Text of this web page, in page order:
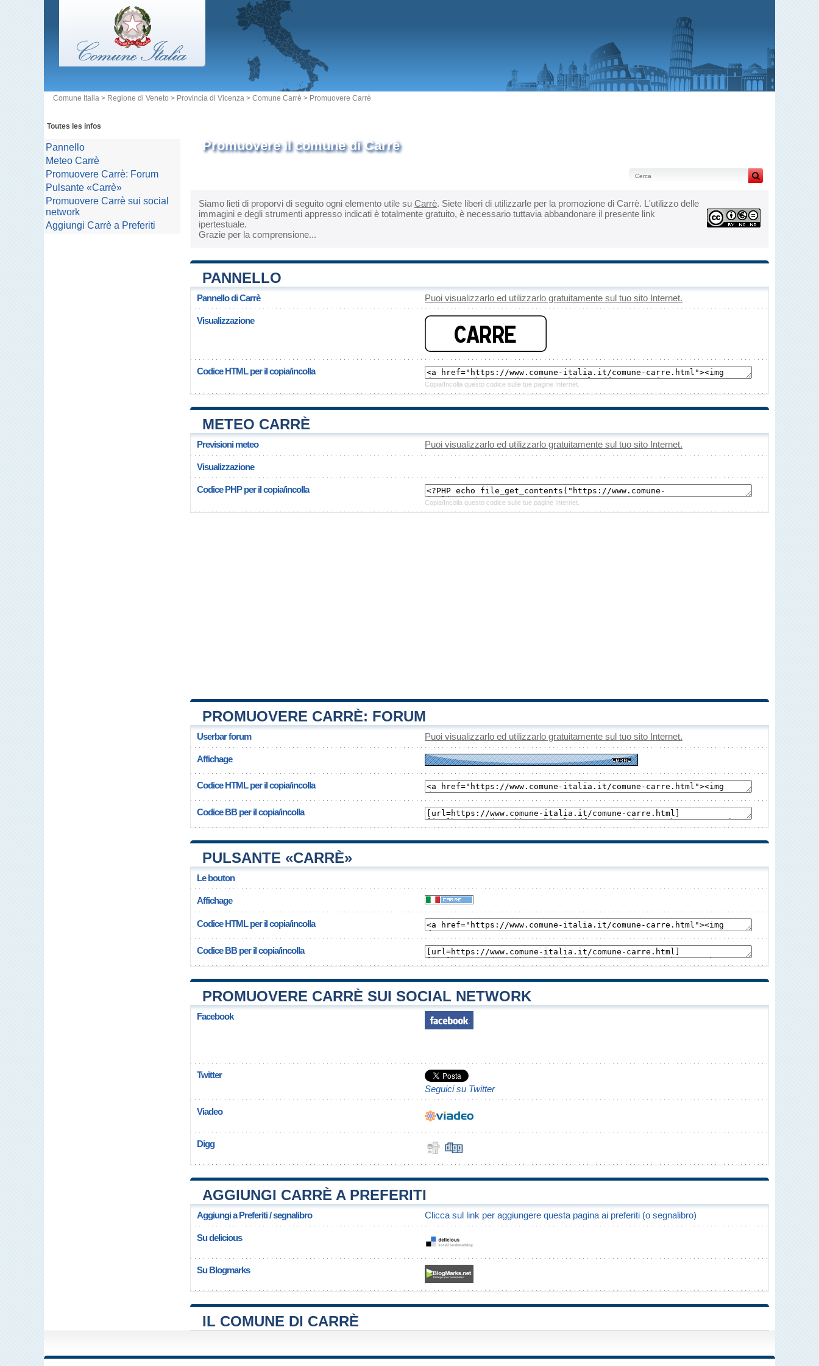
Comune Italia > Regione di Veneto > Provincia di Vicenza > Comune Carrè > Promuovere Carrè
Promuovere il comune di Carrè
Siamo lieti di proporvi di seguito ogni elemento utile su Carrè. Siete liberi di utilizzarle per la promozione di Carrè. L'utilizzo delle
immagini e degli strumenti appresso indicati è totalmente gratuito, è necessario tuttavia abbandonare il presente link
ipertestuale.
Grazie per la comprensione...
PANNELLO
Pannello di Carrè Puoi visualizzarlo ed utilizzarlo gratuitamente sul tuo sito Internet.
Visualizzazione
Codice HTML per il copia/incolla
Copia/Incolla questo codice sulle tue pagine Internet.
METEO CARRÈ
Previsioni meteo Puoi visualizzarlo ed utilizzarlo gratuitamente sul tuo sito Internet.
Visualizzazione
Codice PHP per il copia/incolla
Copia/Incolla questo codice sulle tue pagine Internet.
PROMUOVERE CARRÈ: FORUM
Userbar forum Puoi visualizzarlo ed utilizzarlo gratuitamente sul tuo sito Internet.
Affichage
Codice HTML per il copia/incolla
Codice BB per il copia/incolla
PULSANTE «CARRÈ»
Le bouton
Affichage
Codice HTML per il copia/incolla
Codice BB per il copia/incolla
PROMUOVERE CARRÈ SUI SOCIAL NETWORK
Facebook
Twitter
Seguici su Twitter
Viadeo
Digg
AGGIUNGI CARRÈ A PREFERITI
Aggiungi a Preferiti / segnalibro Clicca sul link per aggiungere questa pagina ai preferiti (o segnalibro)
Su delicious
Su Blogmarks
IL COMUNE DI CARRÈ
Toutes les infos
Pannello
Meteo Carrè
Promuovere Carrè: Forum
Pulsante «Carrè»
Promuovere Carrè sui social
network
Aggiungi Carrè a Preferiti